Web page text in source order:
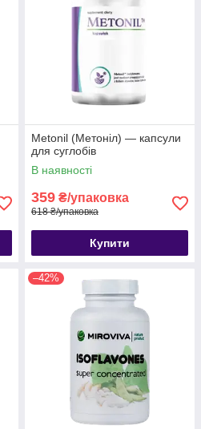
Metonil (Метоніл) — капсули
для суглобів
В наявності
359 ₴/упаковка
618 ₴/упаковка
Купити
–42%